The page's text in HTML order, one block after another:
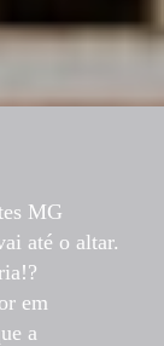
MG
até o altar.
em
a